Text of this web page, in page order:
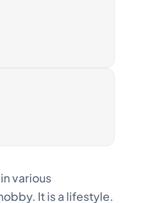
various
It is a lifestyle.